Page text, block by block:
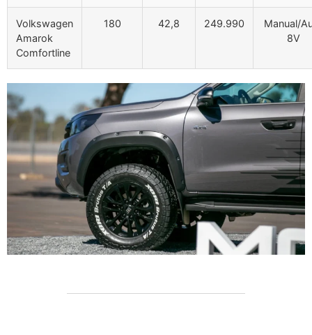
Volkswagen
Amarok
Comfortline
180 42,8 249.990
Manual/
8V